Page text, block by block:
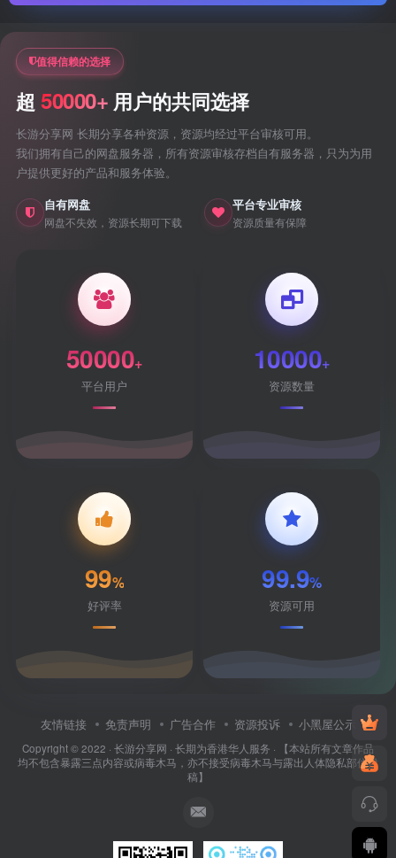
值得信赖的选择
超 50000+ 用户的共同选择
长游分享网 长期分享各种资源，资源均经过平台审核可用。
我们拥有自己的网盘服务器，所有资源审核存档自有服务器，只为为用
户提供更好的产品和服务体验。
自有网盘
网盘不失效，资源长期可下载
平台专业审核
资源质量有保障
50000+
平台用户
10000+
资源数量
99%
好评率
99.9%
资源可用
友情链接 免责声明 广告合作 资源投诉 小黑屋公示
Copyright © 2022 · 长游分享网 · 长期为香港华人服务 · 【本站所有文章作品
均不包含暴露三点内容或病毒木马，亦不接受病毒木马与露出人体隐私部位投
稿】